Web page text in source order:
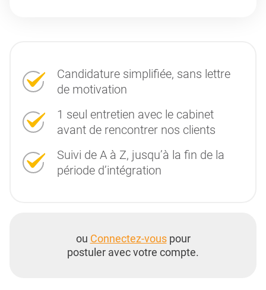
Candidature simplifiée, sans lettre
de motivation
1 seul entretien avec le cabinet
avant de rencontrer nos clients
Suivi de A à Z, jusqu’à la fin de la
période d’intégration
ou Connectez-vouspour
postuler avec votre compte.